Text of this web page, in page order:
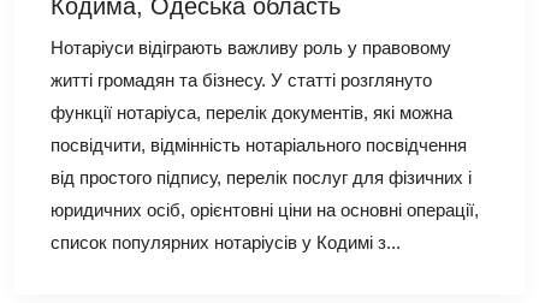
Кодима, Одеська область
Нотаріуси відіграють важливу роль у правовому
житті громадян та бізнесу. У статті розглянуто
функції нотаріуса, перелік документів, які можна
посвідчити, відмінність нотаріального посвідчення
від простого підпису, перелік послуг для фізичних і
юридичних осіб, орієнтовні ціни на основні операції,
список популярних нотаріусів у Кодимі з...